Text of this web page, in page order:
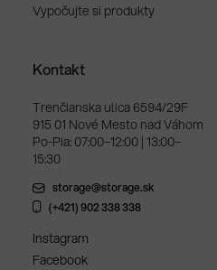
Vypočujte si produkty
Kontakt
Trenčianska ulica 6594/29F
915 01 Nové Mesto nad Váhom
Po-Pia: 07:00–12:00 | 13:00–
15:30
storage@storage.sk
(+421) 902 338 338
Instagram
Facebook